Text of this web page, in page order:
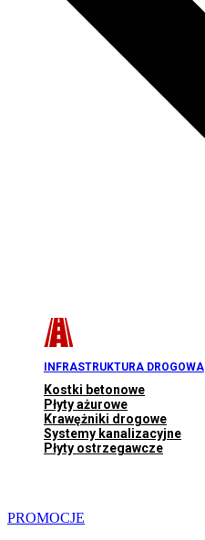
INFRASTRUKTURA DROGOWA
Kostki betonowe
Płyty ażurowe
Krawężniki drogowe
Systemy kanalizacyjne
Płyty ostrzegawcze
PROMOCJE